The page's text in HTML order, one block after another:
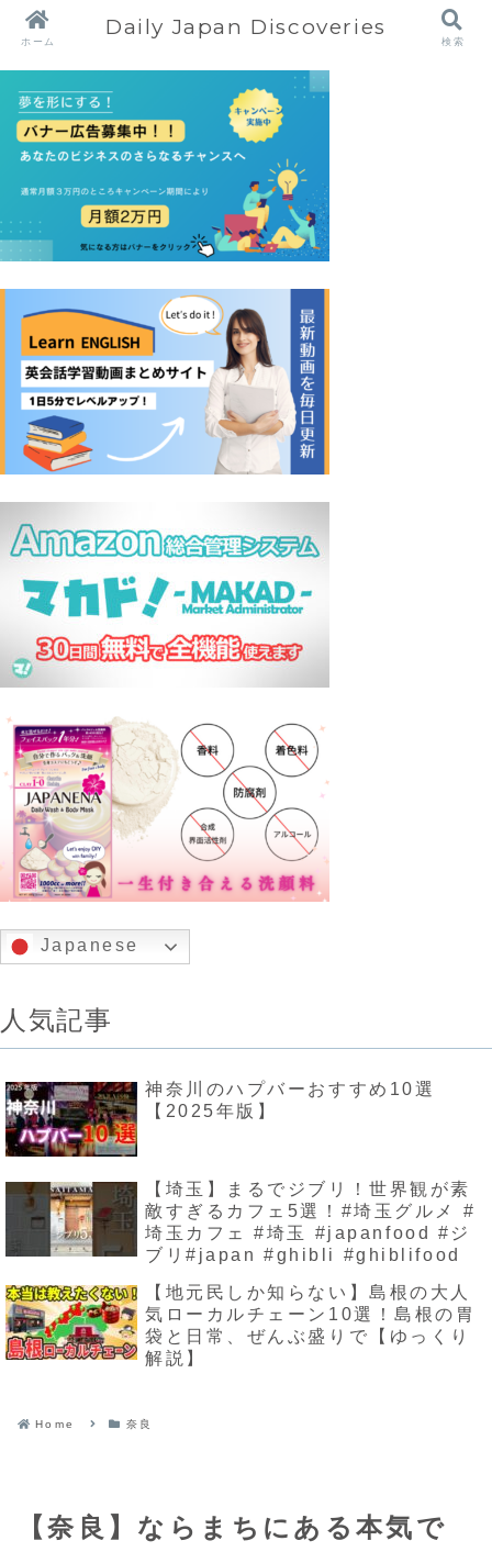
Japanese
人気記事
神奈川のハプバーおすすめ10選
【2025年版】
【埼玉】まるでジブリ！世界観が素
敵すぎるカフェ5選！#埼玉グルメ #
埼玉カフェ #埼玉 #japanfood #ジ
ブリ#japan #ghibli #ghiblifood
【地元民しか知らない】島根の大人
気ローカルチェーン10選！島根の胃
袋と日常、ぜんぶ盛りで【ゆっくり
解説】
Home 奈良
【奈良】ならまちにある本気で
ホーム
Daily Japan Discoveries
検索